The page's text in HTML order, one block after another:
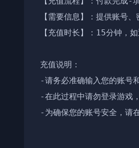
【需要信息】：提供账号
【充值时长】：15分钟，
充值说明：
-请务必准确输入您的账号
-在此过程中请勿登录游戏
-为确保您的账号安全，请